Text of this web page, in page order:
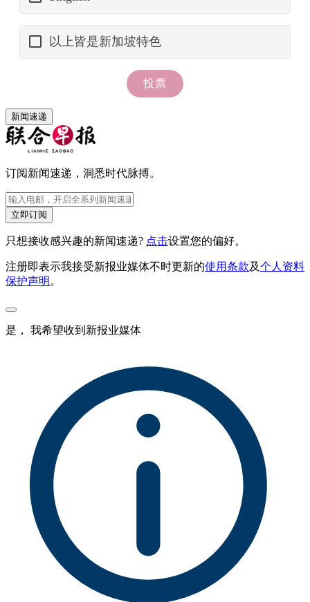
新闻速递
订阅新闻速递，洞悉时代脉搏。
立即订阅
只想接收感兴趣的新闻速递? 点击设置您的偏好。
注册即表示我接受新报业媒体不时更新的使用条款及个人资料
保护声明 。
是， 我希望收到新报业媒体